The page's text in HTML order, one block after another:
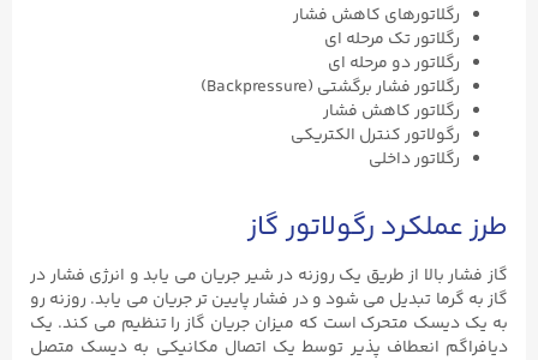
رگلاتورهای کاهش فشار
رگلاتور تک مرحله ای
رگلاتور دو مرحله ای
رگلاتور فشار برگشتی (Backpressure)
رگلاتور کاهش فشار
رگولاتور کنترل الکتریکی
رگلاتور داخلی
طرز عملکرد رگولاتور گاز
گاز فشار بالا از طریق یک روزنه در شیر جریان می یابد و انرژی فشار در
گاز به گرما تبدیل می شود و در فشار پایین تر جریان می یابد. روزنه رو
به یک دیسک متحرک است که میزان جریان گاز را تنظیم می کند. یک
دیافراگم انعطاف پذیر توسط یک اتصال مکانیکی به دیسک متصل